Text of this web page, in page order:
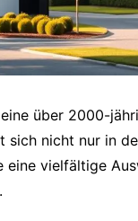
über 2000-
nicht nur in
eine vielfältige